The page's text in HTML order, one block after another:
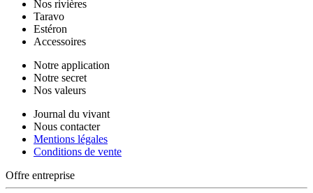
Nos rivières
Taravo
Estéron
Accessoires
Notre application
Notre secret
Nos valeurs
Journal du vivant
Nous contacter
Mentions légales
Conditions de vente
Offre entreprise